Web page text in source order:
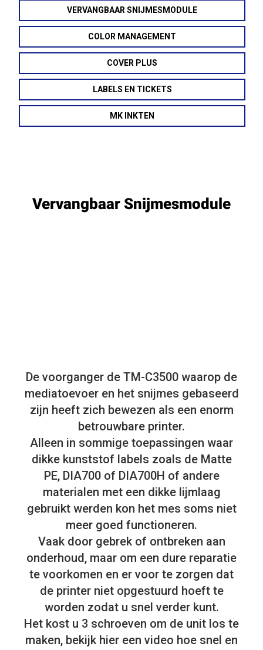
VERVANGBAAR SNIJMESMODULE
COLOR MANAGEMENT
COVER PLUS
LABELS EN TICKETS
MK INKTEN
Vervangbaar Snijmesmodule
De voorganger de TM-C3500 waarop de
mediatoevoer en het snijmes gebaseerd
zijn heeft zich bewezen als een enorm
betrouwbare printer.
Alleen in sommige toepassingen waar
dikke kunststof labels zoals de Matte
PE, DIA700 of DIA700H of andere
materialen met een dikke lijmlaag
gebruikt werden kon het mes soms niet
meer goed functioneren.
Vaak door gebrek of ontbreken aan
onderhoud, maar om een dure reparatie
te voorkomen en er voor te zorgen dat
de printer niet opgestuurd hoeft te
worden zodat u snel verder kunt.
Het kost u 3 schroeven om de unit los te
maken, bekijk hier een video hoe snel en